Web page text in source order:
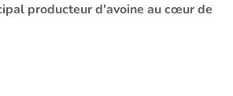
producteur d'avoine au cœur de